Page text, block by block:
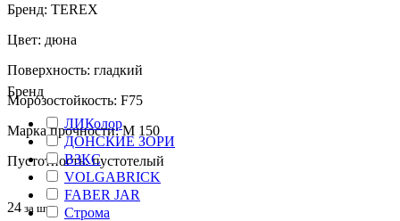
Бренд: TEREX
Цвет: дюна
Поверхность: гладкий
Морозостойкость: F75
Марка прочности: М 150
Пустотность: пустотелый
24 за шт
Бренд
ЛИКолор
ДОНСКИЕ ЗОРИ
ВЗКС
VOLGABRICK
FABER JAR
Строма